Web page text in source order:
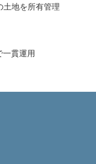
土地を所有管理
貫運用